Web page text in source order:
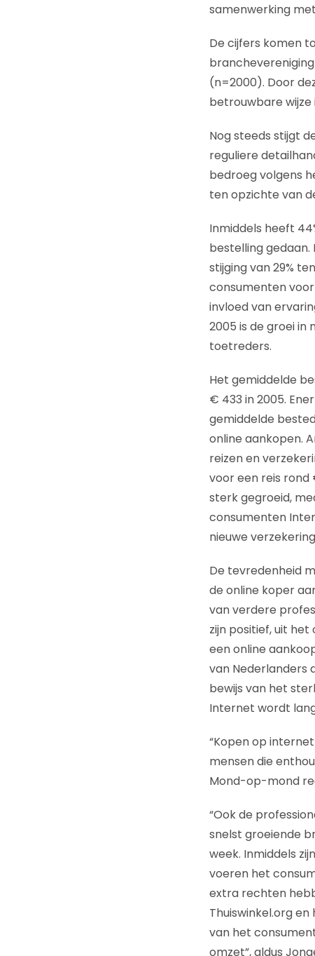
samenwerking met
De cijfers komen
(n=2000). Door
betrouwbare
Nog steeds stijgt
reguliere
bedroeg volgens
ten opzichte van
Inmiddels heeft
bestelling gedaan.
stijging van 29%
consumenten
invloed van
2005 is de groei in
toetreders.
Het gemiddelde
€ 433 in 2005.
gemiddelde
online aankopen.
reizen en
voor een reis rond
sterk gegroeid,
consumenten
nieuwe
De tevredenheid
de online koper
van verdere
zijn positief, uit
een online
van Nederlanders
bewijs van het
Internet wordt
“Kopen op
mensen die
Mond-op-mond
“Ook de
snelst groeiende
week. Inmiddels
voeren het
extra rechten
Thuiswinkel.org
van het
omzet”, aldus